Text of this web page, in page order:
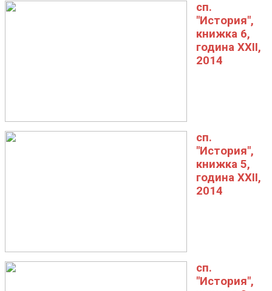
сп.
"История",
книжка 6,
година XXII,
2014
сп.
"История",
книжка 5,
година XXII,
2014
сп.
"История",